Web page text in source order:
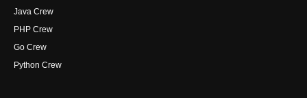
Java Crew
PHP Crew
Go Crew
Python Crew